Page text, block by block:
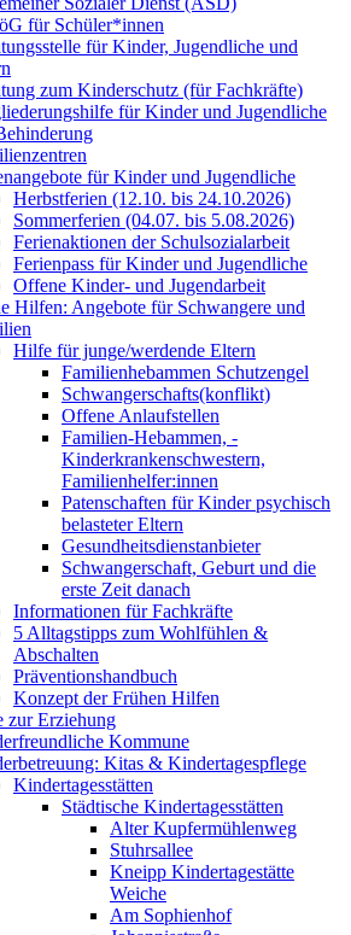
für Schüler*innen
für Kinder, Jugendliche und
zum Kinderschutz (für Fachkräfte)
für Kinder und Jugendliche
für Kinder und Jugendliche
Herbstferien (12.10. bis 24.10.2026)
Sommerferien (04.07. bis 5.08.2026)
Ferienaktionen der Schulsozialarbeit
Ferienpass für Kinder und Jugendliche
Offene Kinder- und Jugendarbeit
Hilfen: Angebote für Schwangere und
Hilfe für junge/werdende Eltern
Familienhebammen Schutzengel
Schwangerschafts(konflikt)
Offene Anlaufstellen
Familien-Hebammen, -
Kinderkrankenschwestern,
Familienhelfer:innen
Patenschaften für Kinder psychisch
belasteter Eltern
Gesundheitsdienstanbieter
Schwangerschaft, Geburt und die
erste Zeit danach
Informationen für Fachkräfte
5 Alltagstipps zum Wohlfühlen &
Abschalten
Präventionshandbuch
Konzept der Frühen Hilfen
zur Erziehung
Kommune
Kitas & Kindertagespflege
Kindertagesstätten
Städtische Kindertagesstätten
Alter Kupfermühlenweg
Stuhrsallee
Kneipp Kindertagestätte
Weiche
Am Sophienhof